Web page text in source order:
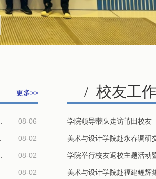
更多>>
08-06
08-02
08-02
08-02
/校友工
学院领导带队走访莆田校友
美术与设计学院赴永春调研
学院举行校友返校主题活动
美术与设计学院赴福建鲤辉